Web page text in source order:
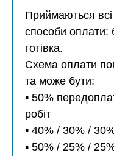
Приймаються
способи оплати:
готівка.
Схема оплати
та може бути:
▪️ 50%
робіт
▪️ 40% / 30% /
▪️ 50% / 25% /